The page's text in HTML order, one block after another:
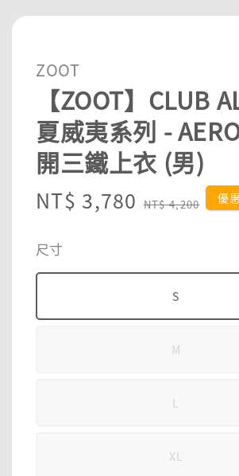
ZOOT
【ZOOT】CLUB
夏威夷系列 -
開三鐵上衣 (男)
Sale
NT$ 3,780 Regular
NT$ 4,200 優惠
尺寸
S
M
L
XL